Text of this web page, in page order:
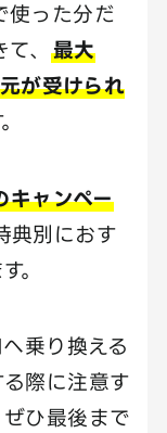
使った分だ
、 最大
が受けられ
キャンペー
典別におす
。
乗り換える
際に注意す
ひ最後まで